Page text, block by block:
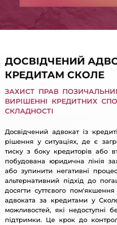
ДОСВІДЧЕНИЙ
КРЕДИТАМ СКОЛЕ
ЗАХИСТ ПРАВ
ВИРІШЕННІ КРЕДИТНИХ
СКЛАДНОСТІ
Досвідчений адвокат із
рішення у ситуаціях, де є
тиску з боку кредиторів або
побудована юридична лінія
або зупинити негативні
альтернативний підхід до
досягти суттєвого
адвоката за кредитами у
можливостей, які недоступні
підтримки. Це крок до